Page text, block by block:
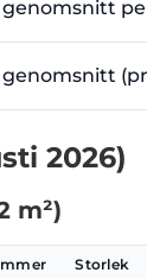
per
2026)
m²)
Storlek